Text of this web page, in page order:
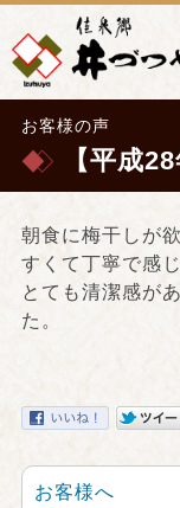
お客様の声
【平成
朝食に梅干しが
すくて丁寧で感
とても清潔感が
た。
お客様へ